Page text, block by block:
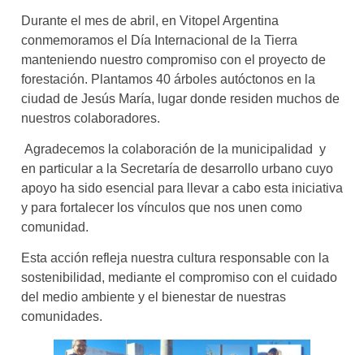
Durante el mes de abril, en Vitopel Argentina
conmemoramos el Día Internacional de la Tierra
manteniendo nuestro compromiso con el proyecto de
forestación. Plantamos 40 árboles autóctonos en la
ciudad de Jesús María, lugar donde residen muchos de
nuestros colaboradores.
Agradecemos la colaboración de la municipalidad y
en particular a la Secretaría de desarrollo urbano cuyo
apoyo ha sido esencial para llevar a cabo esta iniciativa
y para fortalecer los vínculos que nos unen como
comunidad.
Esta acción refleja nuestra cultura responsable con la
sostenibilidad, mediante el compromiso con el cuidado
del medio ambiente y el bienestar de nuestras
comunidades.